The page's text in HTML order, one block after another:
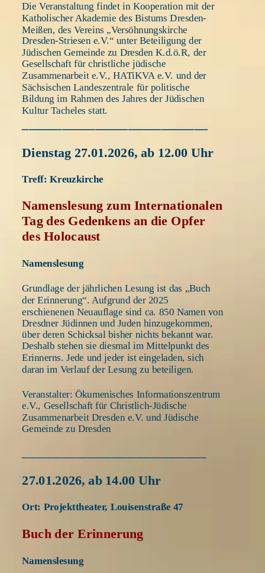
Die Veranstaltung findet in Kooperation mit der
Katholischer Akademie des Bistums Dresden-
Meißen, des Vereins „Versöhnungskirche
Dresden-Striesen e.V.“ unter Beteiligung der
Jüdischen Gemeinde zu Dresden K.d.ö.R, der
Gesellschaft für christliche jüdische
Zusammenarbeit e.V., HATiKVA e.V. und der
Sächsischen Landeszentrale für politische
Bildung im Rahmen des Jahres der Jüdischen
Kultur Tacheles statt.
Dienstag 27.01.2026, ab 12.00 Uhr
Treff: Kreuzkirche
Namenslesung zum Internationalen
Tag des Gedenkens an die Opfer
des Holocaust
Namenslesung
Grundlage der jährlichen Lesung ist das „Buch
der Erinnerung“. Aufgrund der 2025
erschienenen Neuauflage sind ca. 850 Namen von
Dresdner Jüdinnen und Juden hinzugekommen,
über deren Schicksal bisher nichts bekannt war.
Deshalb stehen sie diesmal im Mittelpunkt des
Erinnerns. Jede und jeder ist eingeladen, sich
daran im Verlauf der Lesung zu beteiligen.
Veranstalter: Ökumenisches Informationszentrum
e.V., Gesellschaft für Christlich-Jüdische
Zusammenarbeit Dresden e.V. und Jüdische
Gemeinde zu Dresden
27.01.2026, ab 14.00 Uhr
Ort: Projekttheater, Louisenstraße 47
Buch der Erinnerung
Namenslesung